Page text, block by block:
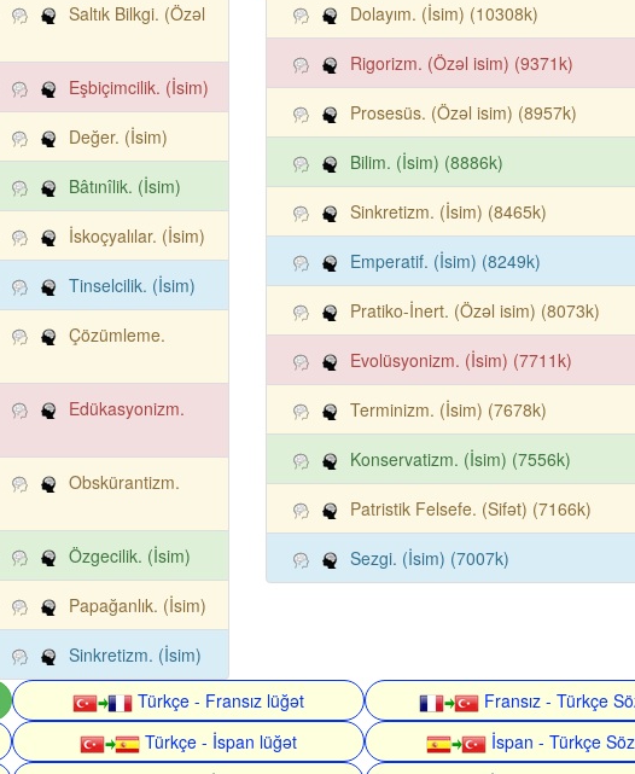
Saltık Bilkgi. (Özəl
Eşbiçimcilik. (İsim)
Değer. (İsim)
Bâtınîlik. (İsim)
İskoçyalılar. (İsim)
Tinselcilik. (İsim)
Çözümleme.
Edükasyonizm.
Obskürantizm.
Özgecilik. (İsim)
Papağanlık. (İsim)
Sinkretizm. (İsim)
Dolayım. (İsim) (10308k)
Rigorizm. (Özəl isim) (9371k)
Prosesüs. (Özəl isim) (8957k)
Bilim. (İsim) (8886k)
Sinkretizm. (İsim) (8465k)
Emperatif. (İsim) (8249k)
Pratiko-İnert. (Özəl isim) (8073k)
Evolüsyonizm. (İsim) (7711k)
Terminizm. (İsim) (7678k)
Konservatizm. (İsim) (7556k)
Patristik Felsefe. (Sifət) (7166k)
Sezgi. (İsim) (7007k)
Türkçe - Fransız lüğət Fransız - Türkçe
Türkçe - İspan lüğət İspan - Türkçe